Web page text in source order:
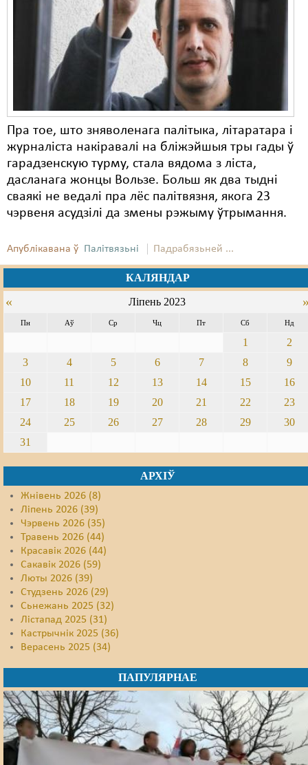
Пра тое, што зняволенага палітыка, літаратара і
журналіста накіравалі на бліжэйшыя тры гады ў
гарадзенскую турму, стала вядома з ліста,
дасланага жонцы Вользе. Больш як два тыдні
сваякі не ведалі пра лёс палітвязня, якога 23
чэрвеня асудзілі да змены рэжыму ўтрымання.
Апублікавана ў Палітвязьні Падрабязьней ...
КАЛЯНДАР
« Ліпень 2023
Пн Аў Ср Чц Пт Сб Нд
1
2
3
4 5 6 7 8
9
10
11 12 13 14 15
16
17
18 19 20 21 22
23
24
25 26 27 28 29
30
31
АРХІЎ
Жнівень 2026 (8)
Ліпень 2026 (39)
Чэрвень 2026 (35)
Травень 2026 (44)
Красавік 2026 (44)
Сакавік 2026 (59)
Люты 2026 (39)
Студзень 2026 (29)
Сьнежань 2025 (32)
Лістапад 2025 (31)
Кастрычнік 2025 (36)
Верасень 2025 (34)
ПАПУЛЯРНАЕ